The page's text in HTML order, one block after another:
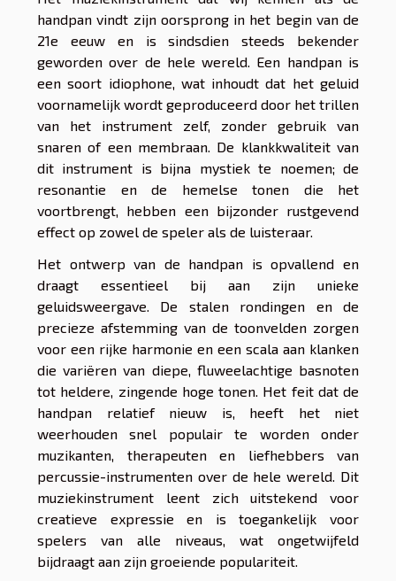
handpan vindt zijn oorsprong in het begin van de
21e eeuw en is sindsdien steeds bekender
geworden over de hele wereld. Een handpan is
een soort idiophone, wat inhoudt dat het geluid
voornamelijk wordt geproduceerd door het trillen
van het instrument zelf, zonder gebruik van
snaren of een membraan. De klankkwaliteit van
dit instrument is bijna mystiek te noemen; de
resonantie en de hemelse tonen die het
voortbrengt, hebben een bijzonder rustgevend
effect op zowel de speler als de luisteraar.
Het ontwerp van de handpan is opvallend en
draagt essentieel bij aan zijn unieke
geluidsweergave. De stalen rondingen en de
precieze afstemming van de toonvelden zorgen
voor een rijke harmonie en een scala aan klanken
die variëren van diepe, fluweelachtige basnoten
tot heldere, zingende hoge tonen. Het feit dat de
handpan relatief nieuw is, heeft het niet
weerhouden snel populair te worden onder
muzikanten, therapeuten en liefhebbers van
percussie-instrumenten over de hele wereld. Dit
muziekinstrument leent zich uitstekend voor
creatieve expressie en is toegankelijk voor
spelers van alle niveaus, wat ongetwijfeld
bijdraagt aan zijn groeiende populariteit.